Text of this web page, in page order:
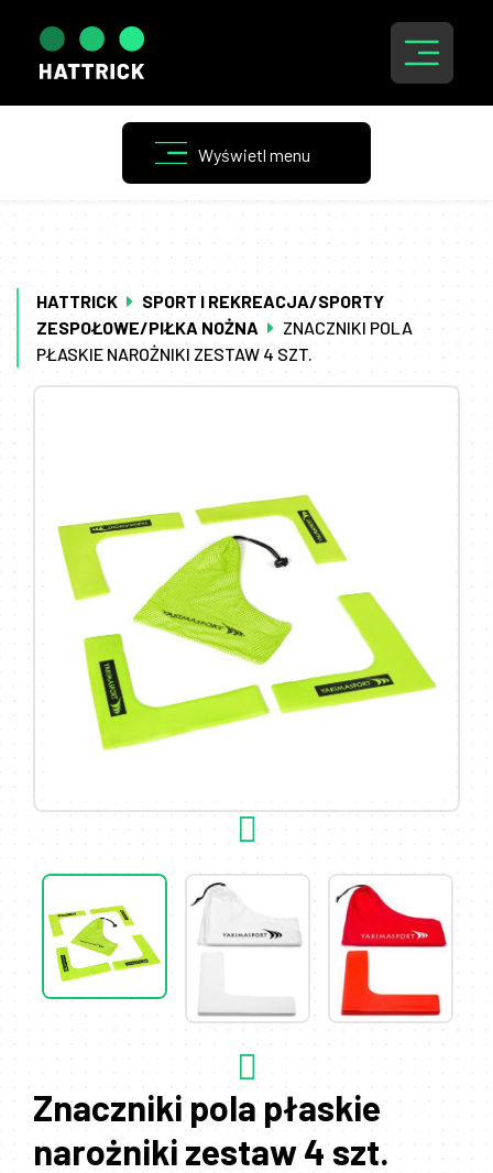
HATTRICK
SPORT I REKREACJA/SPORTY
ZESPOŁOWE/PIŁKA NOŻNA
ZNACZNIKI POLA
PŁASKIE NAROŻNIKI ZESTAW 4 SZT.
Znaczniki pola płaskie
narożniki zestaw 4 szt.